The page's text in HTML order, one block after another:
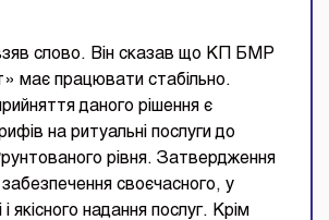
слово. Він сказав що КП БМР
має працювати стабільно.
даного рішення є
на ритуальні послуги до
рівня. Затвердження
своєчасного, у
якісного надання послуг. Крім